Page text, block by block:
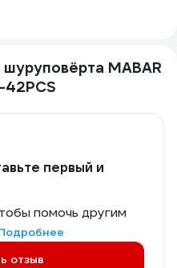
MABAR
42PCS
первый и
помочь другим
отзыв